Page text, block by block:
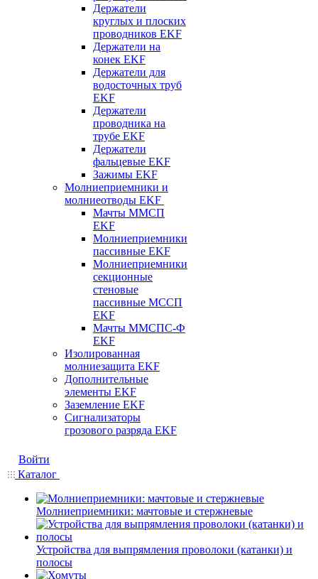
Держатели
круглых и плоских
проводников EKF
Держатели на
конек EKF
Держатели для
водосточных труб
EKF
Держатели
проводника на
трубе EKF
Держатели
фальцевые EKF
Зажимы EKF
Молниеприемники и
молниеотводы EKF
Мачты ММСП
EKF
Молниеприемники
пассивные EKF
Молниеприемники
секционные
стеновые
пассивные МССП
EKF
Мачты ММСПС-Ф
EKF
Изолированная
молниезащита EKF
Дополнительные
элементы EKF
Заземление EKF
Сигнализаторы
грозового разряда EKF
Войти
Каталог
Молниеприемники: мачтовые и стержневые
Устройства для выпрямления проволоки (катанки) и
полосы